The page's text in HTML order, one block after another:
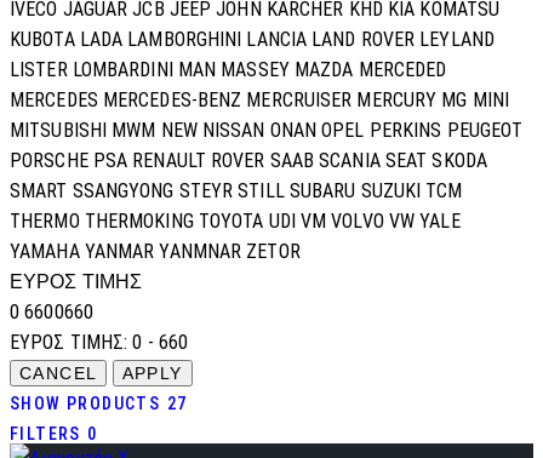
IVECO JAGUAR JCB JEEP JOHN KARCHER KHD KIA KOMATSU
KUBOTA LADA LAMBORGHINI LANCIA LAND ROVER LEYLAND
LISTER LOMBARDINI MAN MASSEY MAZDA MERCEDED
MERCEDES MERCEDES-BENZ MERCRUISER MERCURY MG MINI
MITSUBISHI MWM NEW NISSAN ONAN OPEL PERKINS PEUGEOT
PORSCHE PSA RENAULT ROVER SAAB SCANIA SEAT SKODA
SMART SSANGYONG STEYR STILL SUBARU SUZUKI TCM
THERMO THERMOKING TOYOTA UDI VM VOLVO VW YALE
YAMAHA YANMAR YANMNAR ZETOR
ΕΥΡΟΣ ΤΙΜΗΣ
0 6600660
ΕΥΡΟΣ ΤΙΜΗΣ: 0 - 660
SHOW PRODUCTS 27
FILTERS 0